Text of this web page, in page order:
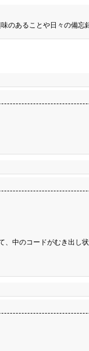
のあることや日々の備忘
中のコードがむき出し